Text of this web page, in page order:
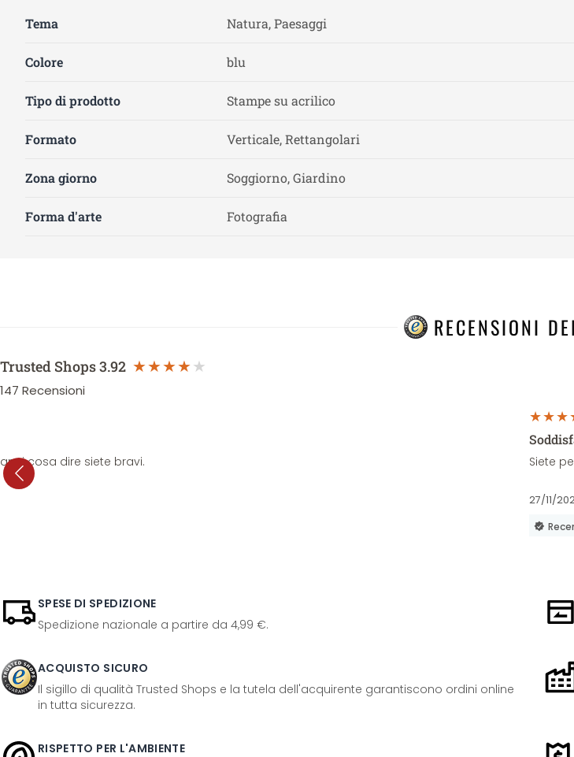
Tema Natura, Paesaggi
Colore blu
Tipo di prodotto Stampe su acrilico
Formato Verticale, Rettangolari
Zona giorno Soggiorno, Giardino
Forma d'arte Fotografia
RECENSIONI
Trusted Shops3.92
147 Recensioni
cosa dire siete bravi. Siete
27/11/
SPESE DI SPEDIZIONE
Spedizione nazionale a partire da 4,99 €.
ACQUISTO SICURO
Il sigillo di qualità Trusted Shops e la tutela dell'acquirente garantiscono ordini online
in tutta sicurezza.
RISPETTO PER L'AMBIENTE